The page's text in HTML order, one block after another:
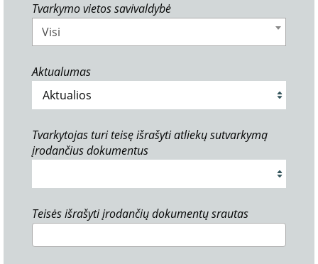
Tvarkymo vietos savivaldybė
Visi
Aktualumas
Tvarkytojas turi teisę išrašyti atliekų sutvarkymą
įrodančius dokumentus
Teisės išrašyti įrodančių dokumentų srautas